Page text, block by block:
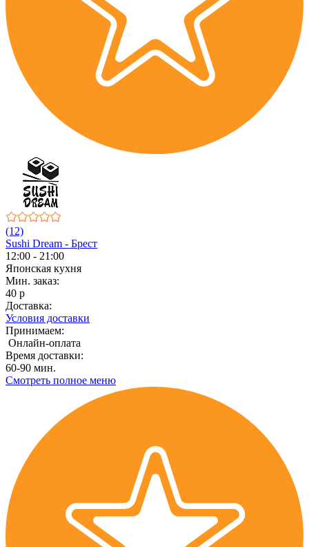
(12)
Sushi Dream - Брест
12:00 - 21:00
Японская кухня
Мин. заказ:
40 р
Доставка:
Условия доставки
Принимаем:
Онлайн-оплата
Время доставки:
60-90 мин.
Смотреть полное меню